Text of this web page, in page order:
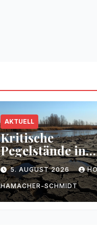
AKTUELL
Kritische
Pegelstände in
Flüssen durch
Trockenheit
5. AUGUST 2026
HAMACHER-SCHMIDT